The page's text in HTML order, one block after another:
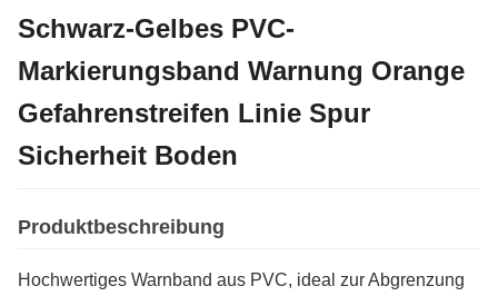
Schwarz-Gelbes PVC-
Markierungsband Warnung Orange
Gefahrenstreifen Linie Spur
Sicherheit Boden
Produktbeschreibung
Hochwertiges Warnband aus PVC, ideal zur Abgrenzung